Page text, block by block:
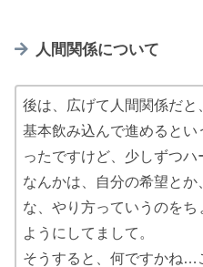
人間関係について
後は、広げて人間関係だと
基本飲み込んで進めるとい
ったですけど、少しずつハ
なんかは、自分の希望とか
な、やり方っていうのをち
ようにしてまして。
そうすると、何ですかね…